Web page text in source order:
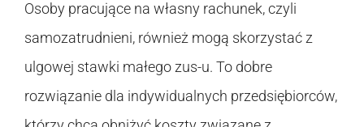
Osoby pracujące na własny rachunek, czyli
samozatrudnieni, również mogą skorzystać z
ulgowej stawki małego zus-u. To dobre
rozwiązanie dla indywidualnych przedsiębiorców,